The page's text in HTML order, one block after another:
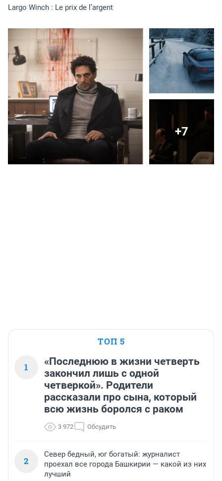
Largo Winch : Le prix de l’argent
+7
ТОП 5
1
«Последнюю в жизни четверть
закончил лишь с одной
четверкой». Родители
рассказали про сына, который
всю жизнь боролся с раком
3 972 Обсудить
2
Север бедный, юг богатый: журналист
проехал все города Башкирии — какой из них
лучший